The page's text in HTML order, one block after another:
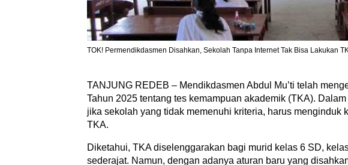
TOK! Permendikdasmen Disahkan, Sekolah Tanpa Internet Tak Bisa Lakukan
TANJUNG REDEB – Mendikdasmen Abdul Mu’ti telah
Tahun 2025 tentang tes kemampuan akademik (TKA).
jika sekolah yang tidak memenuhi kriteria, harus menginduk
TKA.
Diketahui, TKA diselenggarakan bagi murid kelas 6 SD,
sederajat. Namun, dengan adanya aturan baru yang